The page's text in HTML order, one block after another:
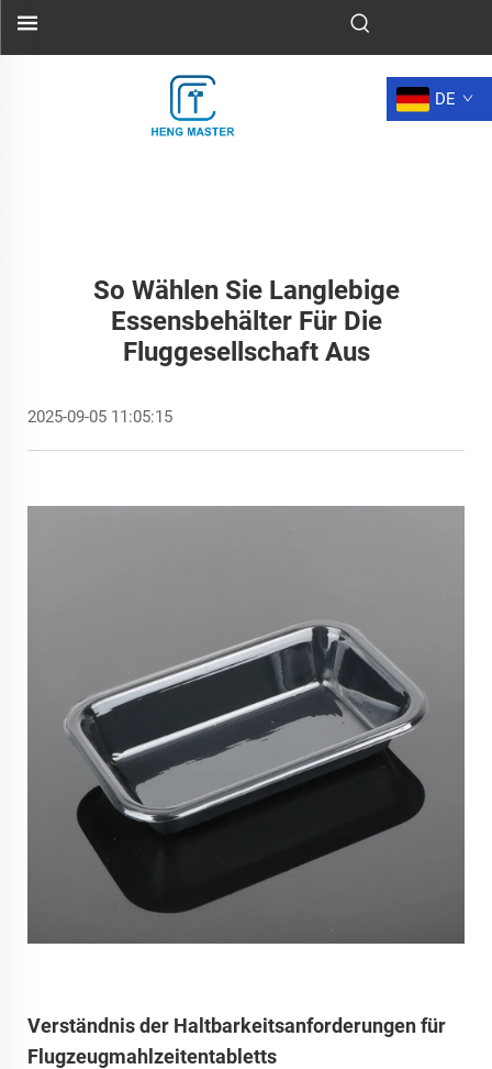
DE
So Wählen Sie Langlebige
Essensbehälter Für Die
Fluggesellschaft Aus
2025-09-05 11:05:15
Verständnis der Haltbarkeitsanforderungen für
Flugzeugmahlzeitentabletts